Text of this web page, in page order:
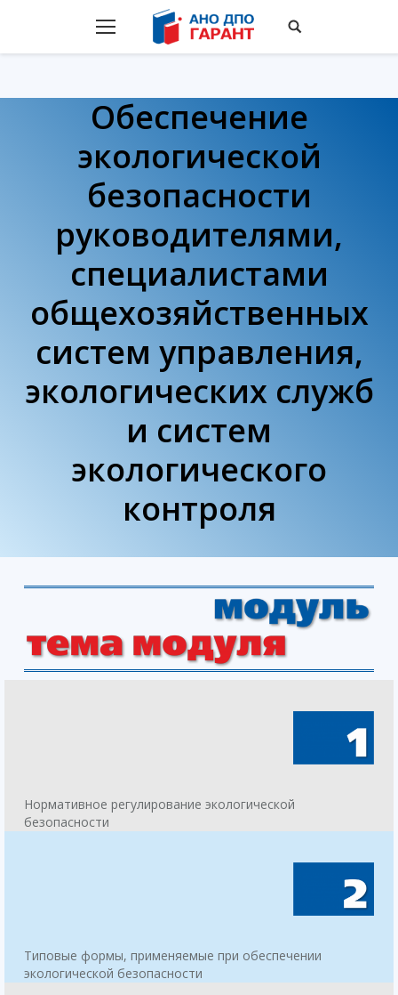
Обеспечение
экологической
безопасности
руководителями,
специалистами
общехозяйственных
систем управления,
экологических служб
и систем
экологического
контроля
Нормативное регулирование экологической
безопасности
Типовые формы, применяемые при обеспечении
экологической безопасности